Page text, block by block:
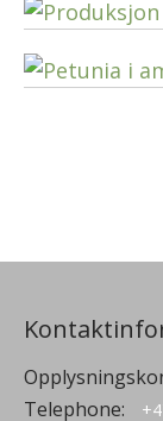
Telephone: